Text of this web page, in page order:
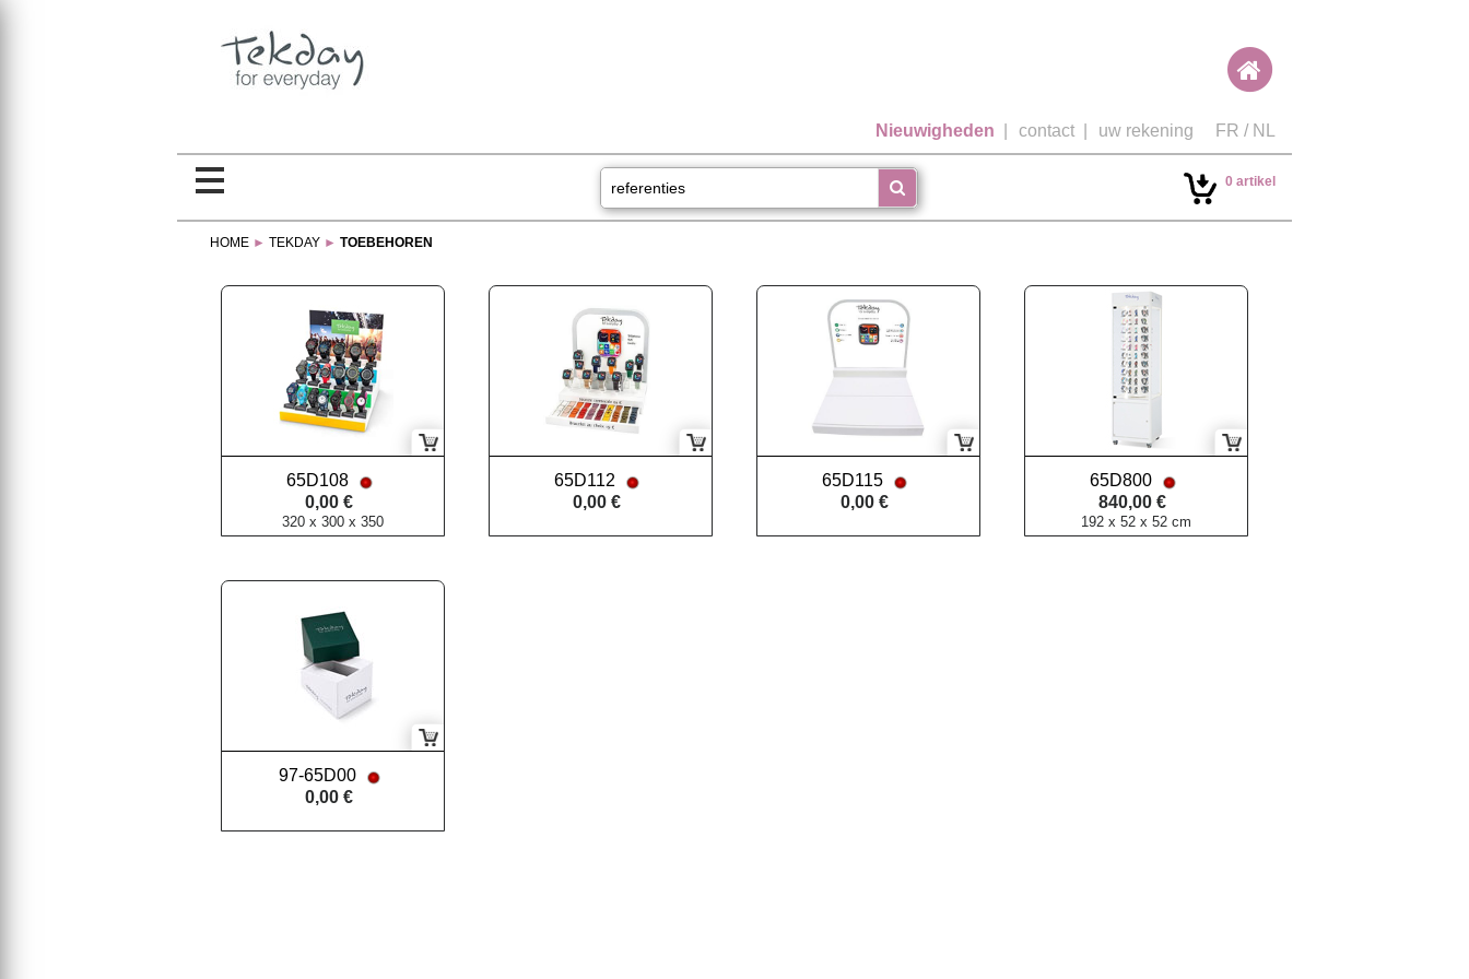
Nieuwigheden contact uw rekening FR / NL
0 artikel
HOME ► TEKDAY ► TOEBEHOREN
65D108
0,00 €
320 x 300 x 350
65D112
0,00 €
65D115
0,00 €
65D800
840,00 €
192 x 52 x 52 cm
97-65D00
0,00 €